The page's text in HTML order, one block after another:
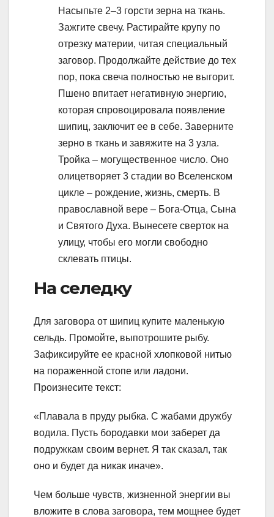
Насыпьте 2–3 горсти зерна на ткань.
Зажгите свечу. Растирайте крупу по
отрезку материи, читая специальный
заговор. Продолжайте действие до тех
пор, пока свеча полностью не выгорит.
Пшено впитает негативную энергию,
которая спровоцировала появление
шипиц, заключит ее в себе. Заверните
зерно в ткань и завяжите на 3 узла.
Тройка – могущественное число. Оно
олицетворяет 3 стадии во Вселенском
цикле – рождение, жизнь, смерть. В
православной вере – Бога-Отца, Сына
и Святого Духа. Вынесете сверток на
улицу, чтобы его могли свободно
склевать птицы.
На селедку
Для заговора от шипиц купите маленькую
сельдь. Промойте, выпотрошите рыбу.
Зафиксируйте ее красной хлопковой нитью
на пораженной стопе или ладони.
Произнесите текст:
«Плавала в пруду рыбка. С жабами дружбу
водила. Пусть бородавки мои заберет да
подружкам своим вернет. Я так сказал, так
оно и будет да никак иначе».
Чем больше чувств, жизненной энергии вы
вложите в слова заговора, тем мощнее будет